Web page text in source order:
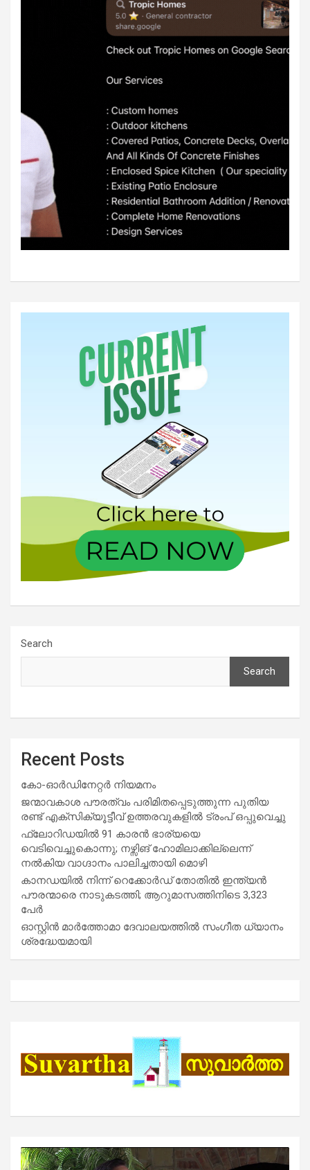
Search
Search
Recent Posts
കോ-ഓർഡിനേറ്റർ നിയമനം
ജന്മാവകാശ പൗരത്വം പരിമിതപ്പെടുത്തുന്ന പുതിയ
രണ്ട് എക്സിക്യൂട്ടീവ് ഉത്തരവുകളിൽ ട്രംപ് ഒപ്പുവെച്ചു
ഫ്ലോറിഡയിൽ 91 കാരൻ ഭാര്യയെ
വെടിവെച്ചുകൊന്നു; നഴ്സിങ് ഹോമിലാക്കില്ലെന്ന്
നൽകിയ വാഗ്ദാനം പാലിച്ചതായി മൊഴി
കാനഡയിൽ നിന്ന് റെക്കോർഡ് തോതിൽ ഇന്ത്യൻ
പൗരന്മാരെ നാടുകടത്തി; ആറുമാസത്തിനിടെ 3,323
പേർ
ഓസ്റ്റിൻ മാർത്തോമാ ദേവാലയത്തിൽ സംഗീത ധ്യാനം
ശ്രദ്ധേയമായി